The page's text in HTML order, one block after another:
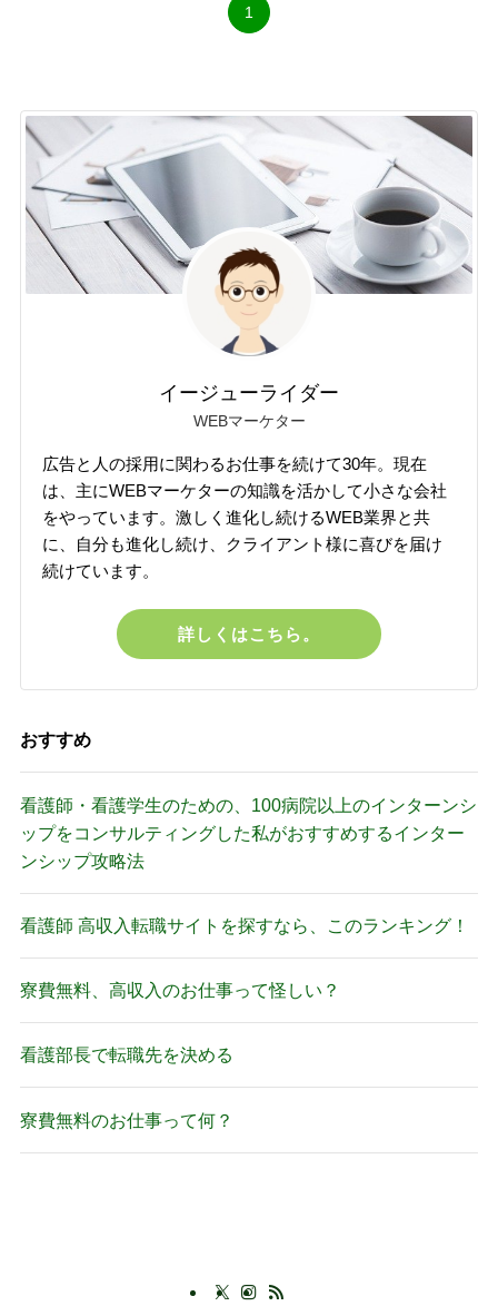
1
イージューライダー
WEBマーケター
広告と人の採用に関わるお仕事を続けて30年。現在
は、主にWEBマーケターの知識を活かして小さな会社
をやっています。激しく進化し続けるWEB業界と共
に、自分も進化し続け、クライアント様に喜びを届け
続けています。
詳しくはこちら。
おすすめ
看護師・看護学生のための、100病院以上のインターンシ
ップをコンサルティングした私がおすすめするインター
ンシップ攻略法
看護師 高収入転職サイトを探すなら、このランキング！
寮費無料、高収入のお仕事って怪しい？
看護部長で転職先を決める
寮費無料のお仕事って何？